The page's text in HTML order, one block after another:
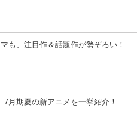
も、注目作＆話題作が勢ぞろい！
7月期夏の新アニメを一挙紹介！